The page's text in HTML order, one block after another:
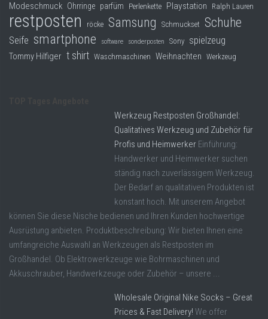
Modeschmuck Ohrringe parfüm Perlenkette Playstation Ralph Lauren
restposten röcke Samsung Schmuckset Schuhe
Seife smartphone software sonderposten Sony spielzeug
Tommy Hilfiger t shirt Waschmaschinen Weihnachten Werkzeug
Werkzeug Restposten Großhandel:
Qualitatives Werkzeug und Zubehör für
Profis und Heimwerker Einführung:
Handwerker und Heimwerker suchen
ständig nach zuverlässigem Werkzeug.
Der Bedarf an qualitativen Produkten ist
konstant hoch. Mit unserem Angebot
können Sie diese Nische bedienen und Ihren Kunden hochwertige
Ausrüstung anbieten. Produktbeschreibung: Wir bieten Ihnen eine
umfangreiche Auswahl an Werkzeugen als Restposten im
Großhandel. Ob Elektrowerkzeuge wie Bohrmaschinen und
Akkuschrauber, Handwerkzeuge oder Zubehör – unsere ...
Wholesale Original Nike Socks – Great
Prices & Fast Delivery! We offer